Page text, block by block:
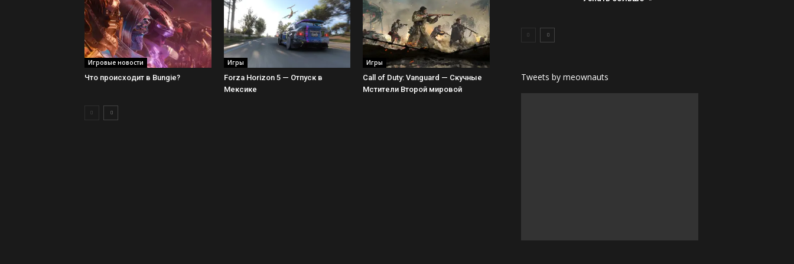
Игровые новости
Что происходит в Bungie?
Игры
Forza Horizon 5 — Отпуск в
Мексике
Игры
Call of Duty: Vanguard — Скучные
Мстители Второй мировой
Tweets by meownauts